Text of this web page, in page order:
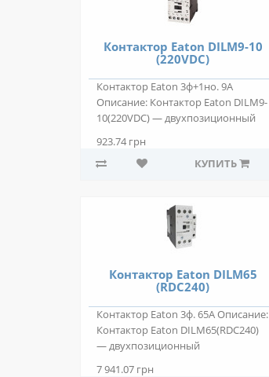
Контактор Eaton DILM9-10
(220VDC)
Контактор Eaton 3ф+1но. 9А
Описание: Контактор Eaton DILM9-
10(220VDC) — двухпозиционный
923.74 грн
КУПИТЬ
Контактор Eaton DILM65
(RDC240)
Контактор Eaton 3ф. 65А Описание:
Контактор Eaton DILM65(RDC240)
— двухпозиционный
7 941.07 грн